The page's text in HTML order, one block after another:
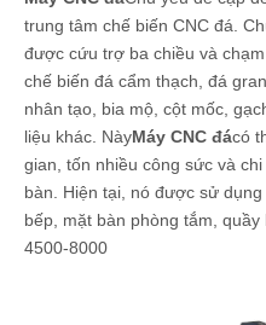
trung tâm chế biến CNC đá.
được cứu trợ ba chiều và
chế biến đá cẩm thạch, đá
nhân tạo, bia mộ, cột mốc,
liệu khác. NàyMáy CNC đácó
gian, tốn nhiều công sức và
bàn. Hiện tại, nó được sử
bếp, mặt bàn phòng tắm,
4500-8000